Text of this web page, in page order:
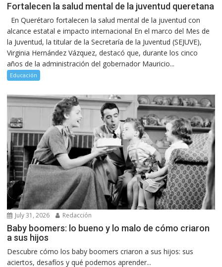
Fortalecen la salud mental de la juventud queretana
En Querétaro fortalecen la salud mental de la juventud con
alcance estatal e impacto internacional En el marco del Mes de
la Juventud, la titular de la Secretaría de la Juventud (SEJUVE),
Virginia Hernández Vázquez, destacó que, durante los cinco
años de la administración del gobernador Mauricio...
Educación
July 31, 2026 Redacción
Baby boomers: lo bueno y lo malo de cómo criaron
a sus hijos
Descubre cómo los baby boomers criaron a sus hijos: sus
aciertos, desafíos y qué podemos aprender...